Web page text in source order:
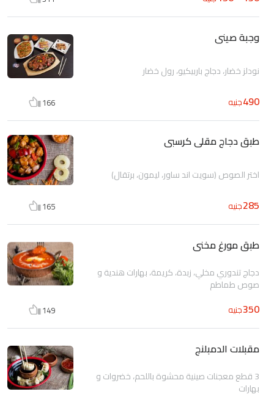
وجبة صينى
نودلز خضار، دجاج باربيكيو، رول خضار
490جنيه 166
طبق دجاج مقلى كرسبى
اختر الصوص (سويت اند ساور، ليمون، برتقال)
285جنيه 165
طبق مورغ مخنى
دجاج تندوري مخلي، زبدة، كريمة، بهارات هندية و
صوص طماطم
350جنيه 149
مقبلات الدمبلنج
3 قطع معجنات صينية محشوة باللحم، خضروات و
بهارات